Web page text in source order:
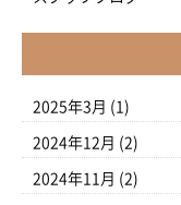
2025年3月 (1)
2024年12月 (2)
2024年11月 (2)